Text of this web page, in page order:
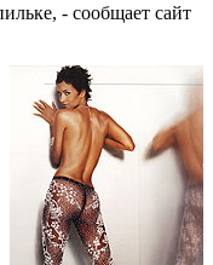
- сообщает сайт